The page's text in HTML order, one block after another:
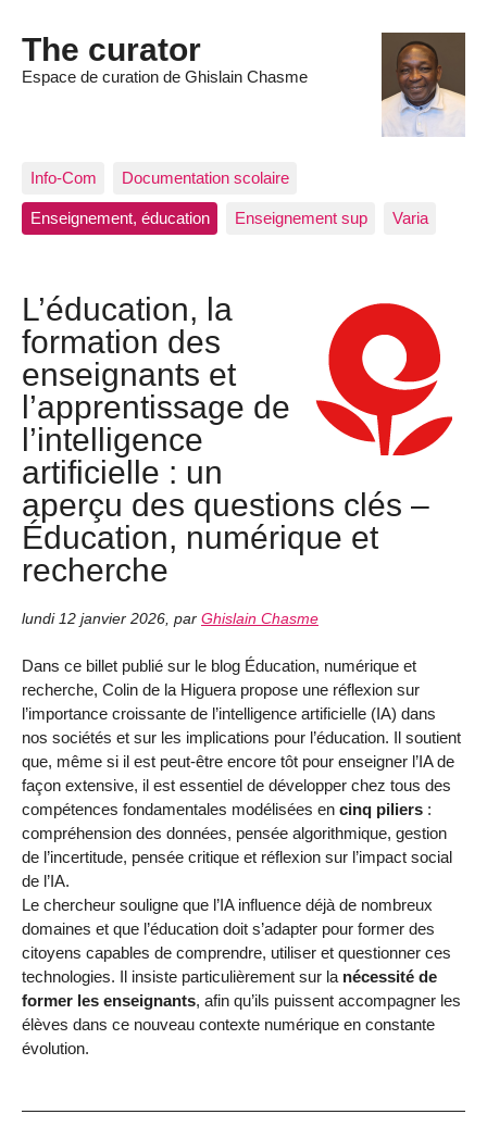
The curator
Espace de curation de Ghislain Chasme
Info-Com Documentation scolaire
Enseignement, éducation Enseignement sup Varia
L’éducation, la
formation des
enseignants et
l’apprentissage de
l’intelligence
artificielle : un
aperçu des questions clés –
Éducation, numérique et
recherche
lundi 12 janvier 2026 par Ghislain Chasme
Dans ce billet publié sur le blog Éducation, numérique et
recherche, Colin de la Higuera propose une réflexion sur
l’importance croissante de l’intelligence artificielle (IA) dans
nos sociétés et sur les implications pour l’éducation. Il soutient
que, même si il est peut-être encore tôt pour enseigner l’IA de
façon extensive, il est essentiel de développer chez tous des
compétences fondamentales modélisées en cinq piliers :
compréhension des données, pensée algorithmique, gestion
de l’incertitude, pensée critique et réflexion sur l’impact social
de l’IA.
Le chercheur souligne que l’IA influence déjà de nombreux
domaines et que l’éducation doit s’adapter pour former des
citoyens capables de comprendre, utiliser et questionner ces
technologies. Il insiste particulièrement sur la nécessité de
former les enseignants, afin qu’ils puissent accompagner les
élèves dans ce nouveau contexte numérique en constante
évolution.